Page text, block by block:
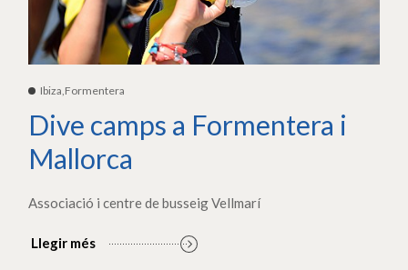
Ibiza,Formentera
Dive camps a Formentera i
Mallorca
Associació i centre de busseig Vellmarí
Llegir més